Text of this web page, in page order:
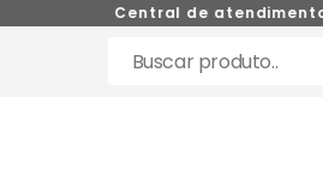
Central de atendimento